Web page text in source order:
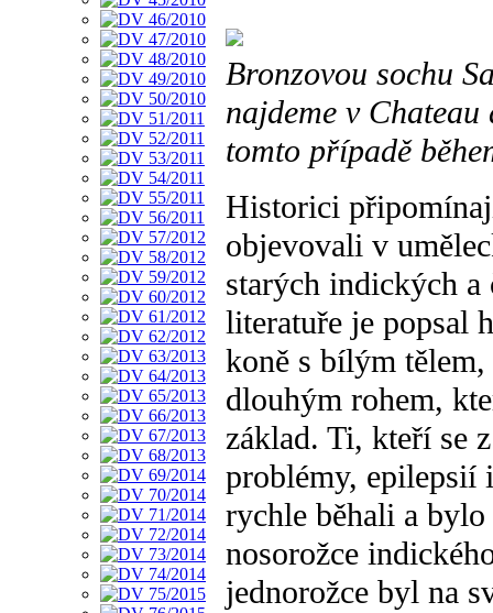
Bronzovou sochu
najdeme v
tomto případě
Historici
objevovali v
starých indických
literatuře je popsal
koně s bílým
dlouhým rohem,
základ. Ti, kteří se
problémy, epilepsií
rychle běhali a
nosorožce
jednorožce byl na